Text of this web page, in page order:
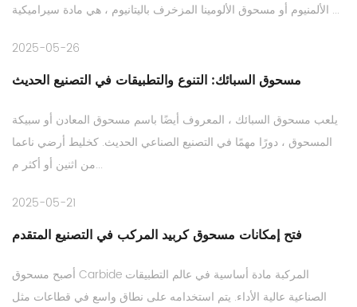
الألمنيوم أو مسحوق الألومينا المزخرف باليتانيوم ، هي مادة سيراميكية ...
2025-05-26
مسحوق السبائك: التنوع والتطبيقات في التصنيع الحديث
يلعب مسحوق السبائك ، المعروف أيضًا باسم مسحوق المعادن أو سبيكة
المسحوق ، دورًا مهمًا في التصنيع الصناعي الحديث. كخليط أرضي ناعما
من اثنين أو أكثر م...
2025-05-21
فتح إمكانات مسحوق كربيد المركب في التصنيع المتقدم
أصبح مسحوق Carbide المركبة مادة أساسية في عالم التطبيقات
الصناعية عالية الأداء. يتم استخدامه على نطاق واسع في قطاعات مثل